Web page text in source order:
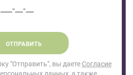
ОТПРАВИТЬ
"Отправить", вы даете Согласие
данных, а также